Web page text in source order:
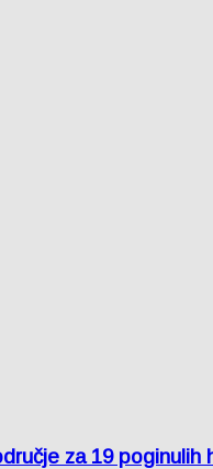
za 19 poginulih